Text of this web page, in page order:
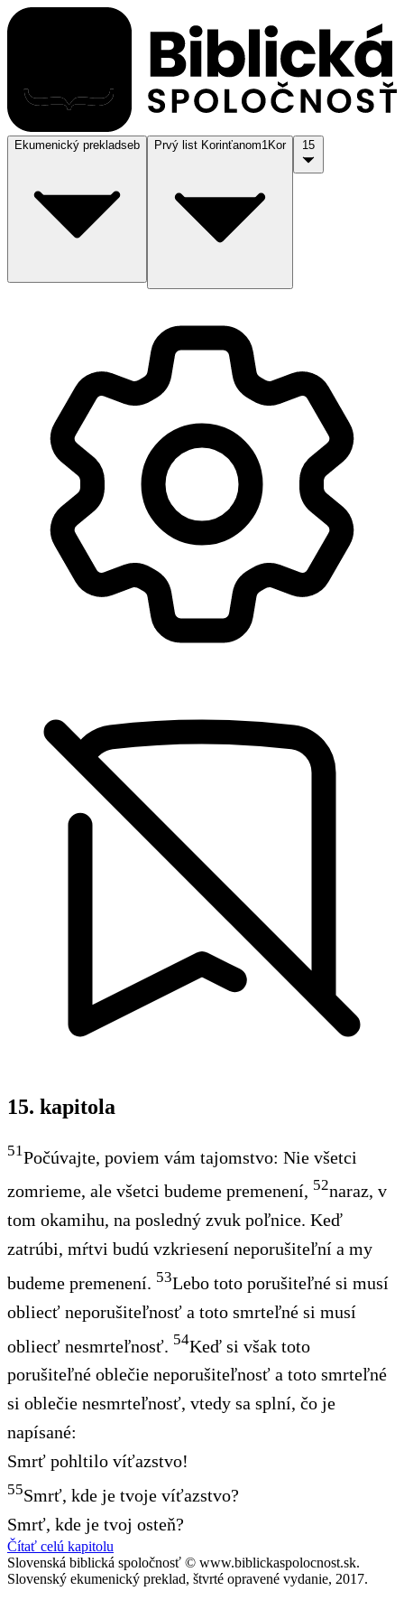
Ekumenický prekladseb Prvý list Korinťanom1Kor
15. kapitola
51Počúvajte, poviem vám tajomstvo: Nie všetci
zomrieme, ale všetci budeme premenení, 52naraz, v
tom okamihu, na posledný zvuk poľnice. Keď
zatrúbi, mŕtvi budú vzkriesení neporušiteľní a my
budeme premenení. 53Lebo toto porušiteľné si musí
obliecť neporušiteľnosť a toto smrteľné si musí
obliecť nesmrteľnosť. 54Keď si však toto
porušiteľné oblečie neporušiteľnosť a toto smrteľné
si oblečie nesmrteľnosť, vtedy sa splní, čo je
napísané:
Smrť pohltilo víťazstvo!
55Smrť, kde je tvoje víťazstvo?
Smrť, kde je tvoj osteň?
Čítať celú kapitolu
Slovenská biblická spoločnosť © www.biblickaspolocnost.sk.
Slovenský ekumenický preklad, štvrté opravené vydanie, 2017.